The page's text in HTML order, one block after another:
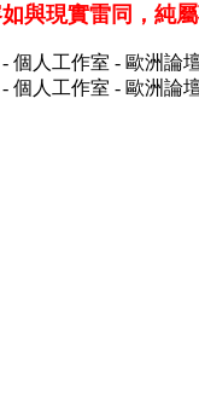
與現實雷同，純屬